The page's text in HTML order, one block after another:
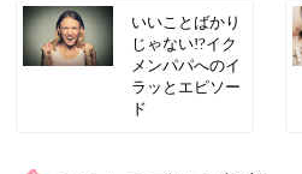
いいことばかり
じゃない!?イク
メンパパへのイ
ラッとエピソー
ド